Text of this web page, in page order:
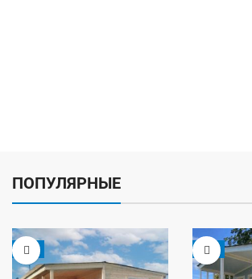
ПОПУЛЯРНЫЕ
-5% -9%